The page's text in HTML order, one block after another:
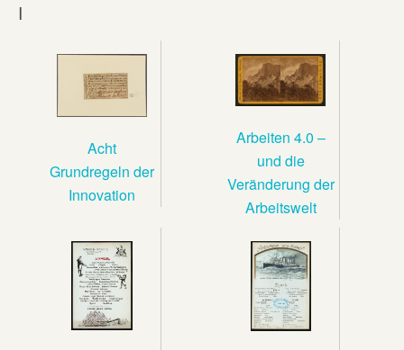
I
Acht
Grundregeln der
Innovation
Arbeiten 4.0 –
und die
Veränderung der
Arbeitswelt